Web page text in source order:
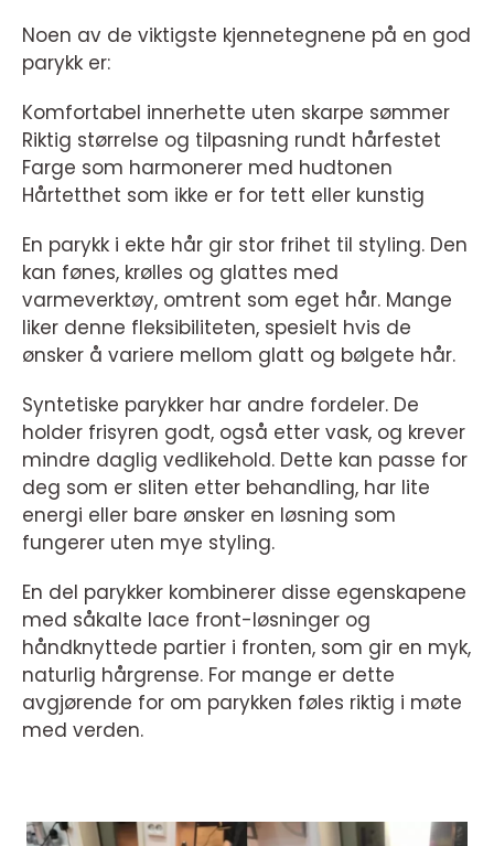
Noen av de viktigste kjennetegnene på en god
parykk er:
Komfortabel innerhette uten skarpe sømmer
Riktig størrelse og tilpasning rundt hårfestet
Farge som harmonerer med hudtonen
Hårtetthet som ikke er for tett eller kunstig
En parykk i ekte hår gir stor frihet til styling. Den
kan fønes, krølles og glattes med
varmeverktøy, omtrent som eget hår. Mange
liker denne fleksibiliteten, spesielt hvis de
ønsker å variere mellom glatt og bølgete hår.
Syntetiske parykker har andre fordeler. De
holder frisyren godt, også etter vask, og krever
mindre daglig vedlikehold. Dette kan passe for
deg som er sliten etter behandling, har lite
energi eller bare ønsker en løsning som
fungerer uten mye styling.
En del parykker kombinerer disse egenskapene
med såkalte lace front-løsninger og
håndknyttede partier i fronten, som gir en myk,
naturlig hårgrense. For mange er dette
avgjørende for om parykken føles riktig i møte
med verden.